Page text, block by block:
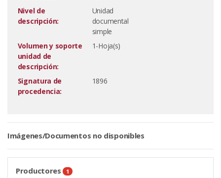
Nivel de
descripción:
Unidad
documental
simple
Volumen y soporte
unidad de
descripción:
1-Hoja(s)
Signatura de
procedencia:
1896
Imágenes/Documentos no disponibles
Productores 1